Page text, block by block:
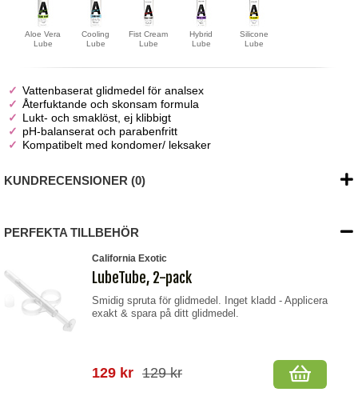
Aloe Vera
Lube
Cooling
Lube
Fist Cream
Lube
Hybrid
Lube
Silicone
Lube
Vattenbaserat glidmedel för analsex
Återfuktande och skonsam formula
Lukt- och smaklöst, ej klibbigt
pH-balanserat och parabenfritt
Kompatibelt med kondomer/ leksaker
KUNDRECENSIONER (0)
PERFEKTA TILLBEHÖR
California Exotic
LubeTube, 2-pack
Smidig spruta för glidmedel. Inget kladd - Applicera
exakt & spara på ditt glidmedel.
129 kr 129 kr